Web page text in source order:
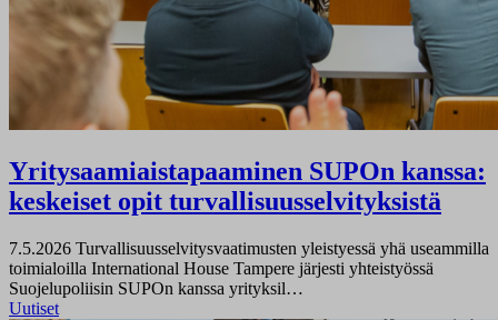
Yritysaamiaistapaaminen SUPOn kanssa:
keskeiset opit turvallisuusselvityksistä
7.5.2026 Turvallisuusselvitysvaatimusten yleistyessä yhä useammilla
toimialoilla International House Tampere järjesti yhteistyössä
Suojelupoliisin SUPOn kanssa yrityksil…
Uutiset